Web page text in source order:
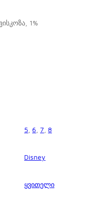
1%
5 6 7 8
Disney
ყვითელი